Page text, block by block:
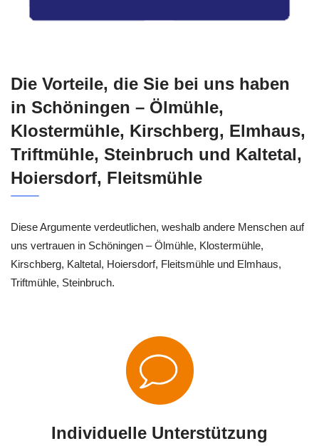
Die Vorteile, die Sie bei uns haben
in Schöningen – Ölmühle,
Klostermühle, Kirschberg, Elmhaus,
Triftmühle, Steinbruch und Kaltetal,
Hoiersdorf, Fleitsmühle
Diese Argumente verdeutlichen, weshalb andere Menschen auf
uns vertrauen in Schöningen – Ölmühle, Klostermühle,
Kirschberg, Kaltetal, Hoiersdorf, Fleitsmühle und Elmhaus,
Triftmühle, Steinbruch.
Individuelle Unterstützung